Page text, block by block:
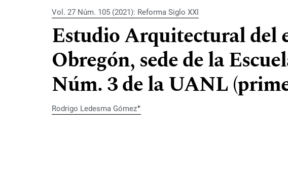
Vol. 27 Núm. 105 (2021): Reforma Siglo XXI
Estudio Arquitectural del
Obregón, sede de la
Núm. 3 de la UANL
Rodrigo Ledesma Gómez▸